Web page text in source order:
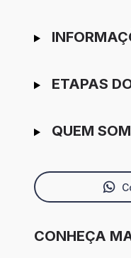
ETAPAS
QUEM
CONHEÇA